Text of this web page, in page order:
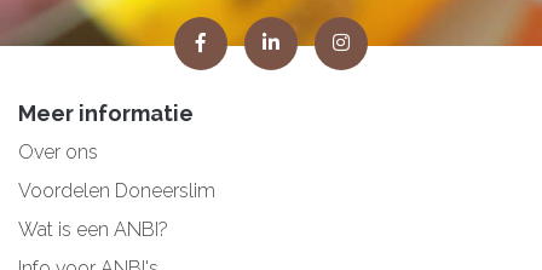
Meer informatie
Over ons
Voordelen Doneerslim
Wat is een ANBI?